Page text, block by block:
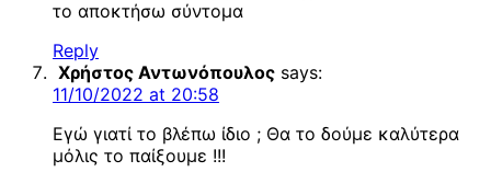
το αποκτήσω σύντομα
Reply
Χρήστος Αντωνόπουλος says:
11/10/2022 at 20:58
Εγώ γιατί το βλέπω ίδιο ; Θα το δούμε καλύτερα
μόλις το παίξουμε !!!